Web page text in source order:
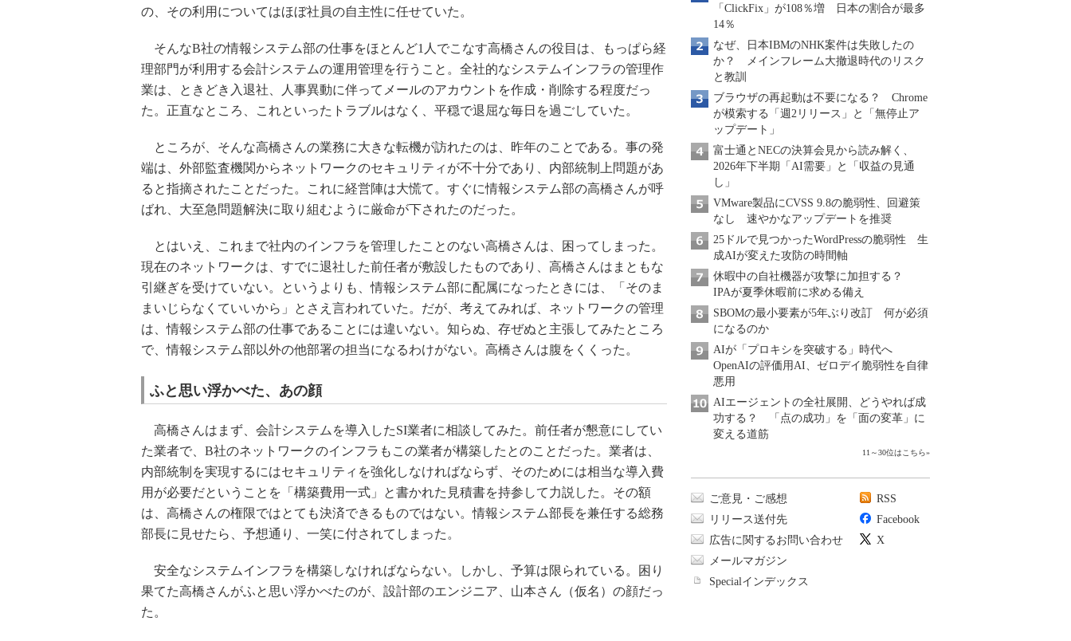
の、その利用についてはほぼ社員の自主性に任せていた。
そんなB社の情報システム部の仕事をほとんど1人でこなす高橋さんの役目は、もっぱら経
理部門が利用する会計システムの運用管理を行うこと。全社的なシステムインフラの管理作
業は、ときどき入退社、人事異動に伴ってメールのアカウントを作成・削除する程度だっ
た。正直なところ、これといったトラブルはなく、平穏で退屈な毎日を過ごしていた。
ところが、そんな高橋さんの業務に大きな転機が訪れたのは、昨年のことである。事の発
端は、外部監査機関からネットワークのセキュリティが不十分であり、内部統制上問題があ
ると指摘されたことだった。これに経営陣は大慌て。すぐに情報システム部の高橋さんが呼
ばれ、大至急問題解決に取り組むように厳命が下されたのだった。
とはいえ、これまで社内のインフラを管理したことのない高橋さんは、困ってしまった。
現在のネットワークは、すでに退社した前任者が敷設したものであり、高橋さんはまともな
引継ぎを受けていない。というよりも、情報システム部に配属になったときには、「そのま
まいじらなくていいから」とさえ言われていた。だが、考えてみれば、ネットワークの管理
は、情報システム部の仕事であることには違いない。知らぬ、存ぜぬと主張してみたところ
で、情報システム部以外の他部署の担当になるわけがない。高橋さんは腹をくくった。
ふと思い浮かべた、あの顔
高橋さんはまず、会計システムを導入したSI業者に相談してみた。前任者が懇意にしてい
た業者で、B社のネットワークのインフラもこの業者が構築したとのことだった。業者は、
内部統制を実現するにはセキュリティを強化しなければならず、そのためには相当な導入費
用が必要だということを「構築費用一式」と書かれた見積書を持参して力説した。その額
は、高橋さんの権限ではとても決済できるものではない。情報システム部長を兼任する総務
部長に見せたら、予想通り、一笑に付されてしまった。
安全なシステムインフラを構築しなければならない。しかし、予算は限られている。困り
果てた高橋さんがふと思い浮かべたのが、設計部のエンジニア、山本さん（仮名）の顔だっ
た。
「ClickFix」が108％増 日本の割合が最多
14％
なぜ、日本IBMのNHK案件は失敗したの
か？ メインフレーム大撤退時代のリスク
と教訓
ブラウザの再起動は不要になる？ Chrome
が模索する「週2リリース」と「無停止ア
ップデート」
富士通とNECの決算会見から読み解く、
2026年下半期「AI需要」と「収益の見通
し」
VMware製品にCVSS 9.8の脆弱性、回避策
なし 速やかなアップデートを推奨
25ドルで見つかったWordPressの脆弱性 生
成AIが変えた攻防の時間軸
休暇中の自社機器が攻撃に加担する？
IPAが夏季休暇前に求める備え
SBOMの最小要素が5年ぶり改訂 何が必須
になるのか
AIが「プロキシを突破する」時代へ
OpenAIの評価用AI、ゼロデイ脆弱性を自律
悪用
AIエージェントの全社展開、どうやれば成
功する？ 「点の成功」を「面の変革」に
変える道筋
11～30位はこちら»
ご意見・ご感想
リリース送付先
広告に関するお問い合わせ
メールマガジン
Specialインデックス
RSS
Facebook
X